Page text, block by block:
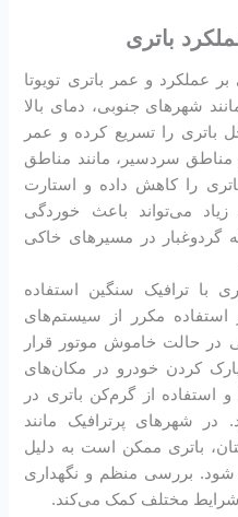
باتری
عملکرد و عمر باتری تویوتا
شهرهای جنوبی، دمای بالا
باتری را تسریع کرده و عمر
سردسیر، مانند مناطق
را کاهش داده و استارت
می‌تواند باعث خوردگی
گردوغبار در مسیرهای خاکی
با ترافیک سنگین استفاده
مکرر از سیستم‌های
در حالت خاموش موتور قرار
کردن خودرو در مکان‌های
و استفاده از گرم‌کن باتری در
شهرهای پرترافیک مانند
باتری ممکن است به دلیل
شود. بررسی منظم و نگهداری
مختلف کمک می‌کند.